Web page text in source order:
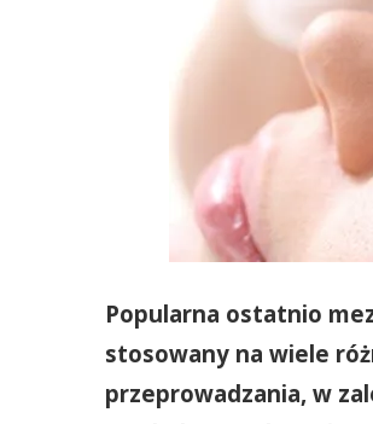
Popularna ostatnio
stosowany na wiele
przeprowadzania, w